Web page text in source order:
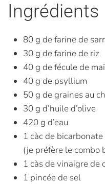
Ingrédients
80 g de farine de
30 g de farine de riz
40 g de fécule de
40 g de psyllium
50 g de graines au
30 g d’huile d’olive
420 g d’eau
1 càc de
(je préfère le combo
1 càs de vinaigre de
1 pincée de sel